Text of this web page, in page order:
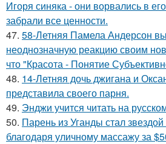
Игоря синяка - они ворвались в
забрали все ценности.
47. 58-Летняя Памела Андерсон
неоднозначную реакцию своим
что "Красота - Понятие
48. 14-Летняя дочь джигана и
представила своего парня.
49. Энджи учится читать на
50. Парень из Уганды стал
благодаря уличному массажу за